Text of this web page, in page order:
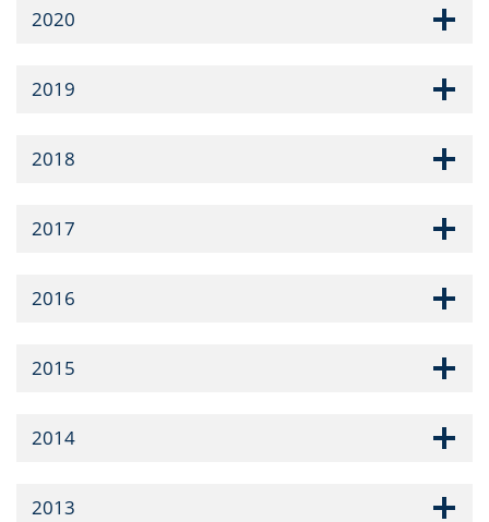
2020
2019
2018
2017
2016
2015
2014
2013